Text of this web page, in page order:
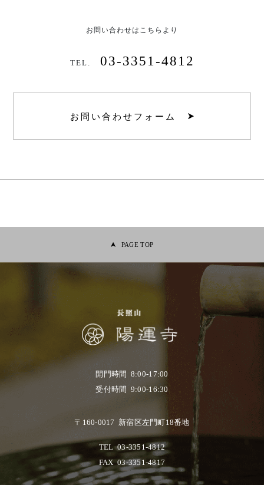
お問い合わせはこちらより
TEL. 03-3351-4812
お問い合わせフォーム
PAGE TOP
開門時間 8:00-17:00
受付時間 9:00-16:30
〒160-0017 新宿区左門町18番地
TEL03-3351-4812
FAX03-3351-4817